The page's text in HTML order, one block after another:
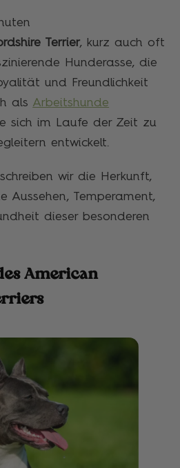
Terrier, kurz auch oft
Hunderasse, die
und Freundlichkeit
als Arbeitshunde
sich im Laufe der Zeit zu
entwickelt.
wir die Herkunft,
Aussehen, Temperament,
dieser besonderen
American